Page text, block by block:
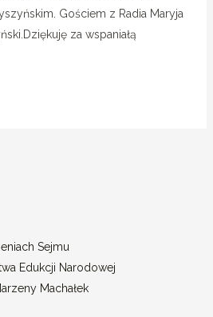
Gościem z Radia Maryja
za wspaniałą
Sejmu
Edukcji Narodowej
Machałek